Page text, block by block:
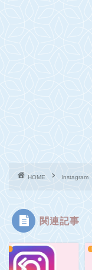
HOME Instagram
関連記事